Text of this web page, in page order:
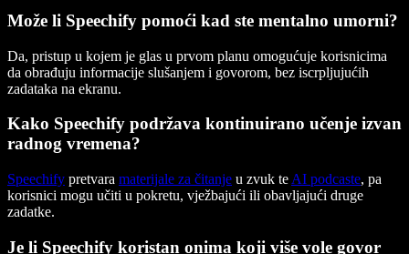
Može li Speechify pomoći kad ste mentalno umorni?
Da, pristup u kojem je glas u prvom planu omogućuje korisnicima
da obrađuju informacije slušanjem i govorom, bez iscrpljujućih
zadataka na ekranu.
Kako Speechify podržava kontinuirano učenje izvan
radnog vremena?
Speechify pretvara materijale za čitanje u zvuk te AI podcaste, pa
korisnici mogu učiti u pokretu, vježbajući ili obavljajući druge
zadatke.
Je li Speechify koristan onima koji više vole govor